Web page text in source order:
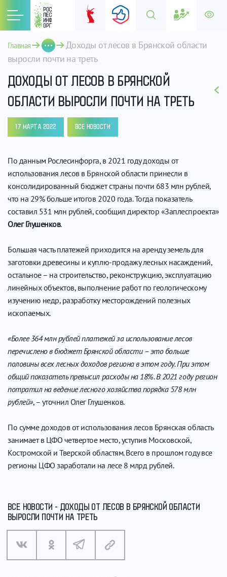
Главная
Доходы от лесов в Брянской области
выросли почти на треть
ДОХОДЫ ОТ ЛЕСОВ В БРЯНСКОЙ
ОБЛАСТИ ВЫРОСЛИ ПОЧТИ НА ТРЕТЬ
17 МАРТА 2022 ВСЕ НОВОСТИ
По данным Рослесинфорга, в 2021 году доходы от
использования лесов в Брянской области принесли в
консолидированный бюджет страны почти 683 млн рублей,
что на 29% больше итогов 2020 года. Тогда показатель
составил 531 млн рублей, сообщил директор «Заплеспроекта»
Олег Глушенков.
Большая часть платежей приходится на аренду земель для
заготовки древесины и куплю-продажу лесных насаждений,
остальное – на строительство, реконструкцию, эксплуатацию
линейных объектов, выполнение работ по геологическому
изучению недр, разработку месторождений полезных
ископаемых.
«Более 364 млн рублей платежей за использование лесов
перечислено в бюджет Брянской области – это больше
половины всех лесных доходов региона в этом году. При этом
общий показатель превысил расходы на 18%. В 2021 году регион
потратил на ведение лесного хозяйства порядка 578 млн
рублей», – уточнил Олег Глушенков.
По сумме доходов от использования лесов Брянская область
занимает в ЦФО четвертое место, уступив Московской,
Костромской и Тверской областям. Всего в прошлом году все
регионы ЦФО заработали на лесе 8 млрд рублей.
ВСЕ НОВОСТИ - ДОХОДЫ ОТ ЛЕСОВ В БРЯНСКОЙ ОБЛАСТИ
ВЫРОСЛИ ПОЧТИ НА ТРЕТЬ